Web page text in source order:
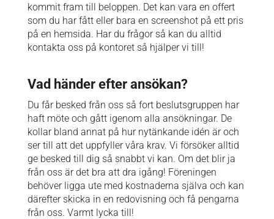
kommit fram till beloppen. Det kan vara en offert
som du har fått eller bara en screenshot på ett pris
på en hemsida. Har du frågor så kan du alltid
kontakta oss på kontoret så hjälper vi till!
Vad händer efter ansökan?
Du får besked från oss så fort beslutsgruppen har
haft möte och gått igenom alla ansökningar. De
kollar bland annat på hur nytänkande idén är och
ser till att det uppfyller våra krav. Vi försöker alltid
ge besked till dig så snabbt vi kan. Om det blir ja
från oss är det bra att dra igång! Föreningen
behöver ligga ute med kostnaderna själva och kan
därefter skicka in en redovisning och få pengarna
från oss. Varmt lycka till!